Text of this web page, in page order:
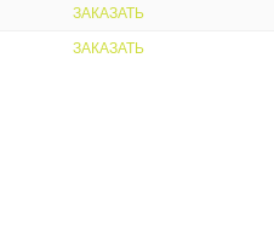
ЗАКАЗАТЬ
ЗАКАЗАТЬ